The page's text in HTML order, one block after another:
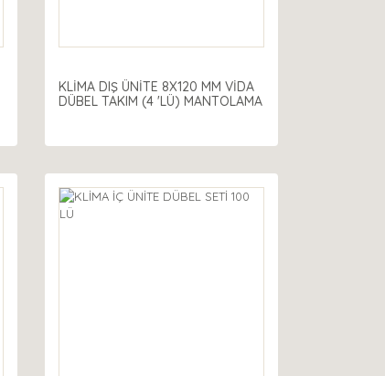
KLİMA DIŞ ÜNİTE 8X120 MM VİDA
DÜBEL TAKIM (4 'LÜ) MANTOLAMA